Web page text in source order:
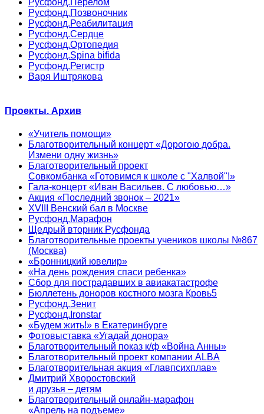
Русфонд.Перелом
Русфонд.Позвоночник
Русфонд.Реабилитация
Русфонд.Сердце
Русфонд.Ортопедия
Русфонд.Spina bifida
Русфонд.Регистр
Варя Иштрякова
Проекты. Архив
«Учитель помощи»
Благотворительный концерт «Дорогою добра.
Измени одну жизнь»
Благотворительный проект
Совкомбанка «Готовимся к школе с "Халвой"!»
Гала-концерт «Иван Васильев. С любовью…»
Акция «Последний звонок – 2021»
XVIII Венский бал в Москве
Русфонд.Марафон
Щедрый вторник Русфонда
Благотворительные проекты учеников школы №867
(Москва)
«Бронницкий ювелир»
«На день рождения спаси ребенка»
Сбор для пострадавших в авиакатастрофе
Бюллетень доноров костного мозга Кровь5
Русфонд.Зенит
Русфонд.Ironstar
«Будем жить!» в Екатеринбурге
Фотовыставка «Угадай донора»
Благотворительный показ к/ф «Война Анны»
Благотворительный проект компании ALBA
Благотворительная акция «Главпсихплав»
Дмитрий Хворостовский
и друзья – детям
Благотворительный онлайн‑марафон
«Апрель на подъеме»